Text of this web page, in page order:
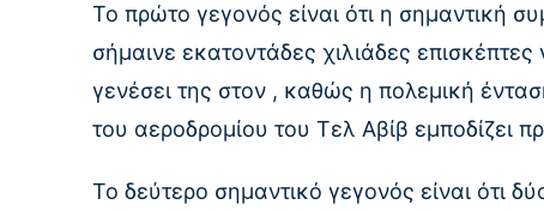
Το πρώτο γεγονός είναι ότι η σημαντική
σήμαινε εκατοντάδες χιλιάδες
γενέσει της στον , καθώς η πολεμική
του αεροδρομίου του Τελ Αβίβ εμποδίζει
Το δεύτερο σημαντικό γεγονός είναι ότι